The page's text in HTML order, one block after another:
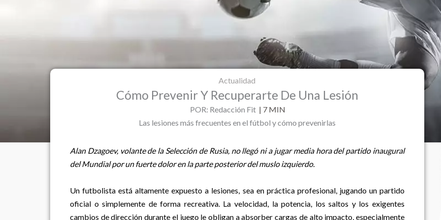
Actualidad
Cómo Prevenir Y Recuperarte De Una Lesión
POR: Redacción Fit | 7 MIN
Las lesiones más frecuentes en el fútbol y cómo prevenirlas
Alan Dzagoev, volante de la Selección de Rusia, no llegó ni a jugar media hora del partido inaugural
del Mundial por un fuerte dolor en la parte posterior del muslo izquierdo.
Un futbolista está altamente expuesto a lesiones, sea en práctica profesional, jugando un partido
oficial o simplemente de forma recreativa. La velocidad, la potencia, los saltos y los exigentes
cambios de dirección durante el juego le obligan a absorber cargas de alto impacto, especialmente